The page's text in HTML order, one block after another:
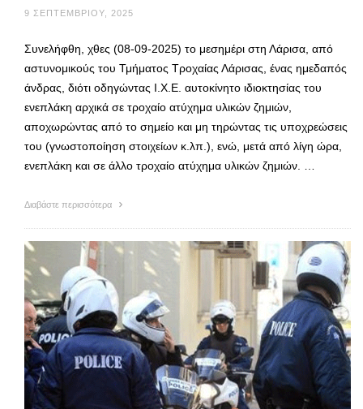
9 ΣΕΠΤΕΜΒΡΊΟΥ, 2025
Συνελήφθη, χθες (08-09-2025) το μεσημέρι στη Λάρισα, από
αστυνομικούς του Τμήματος Τροχαίας Λάρισας, ένας ημεδαπός
άνδρας, διότι οδηγώντας Ι.Χ.Ε. αυτοκίνητο ιδιοκτησίας του
ενεπλάκη αρχικά σε τροχαίο ατύχημα υλικών ζημιών,
αποχωρώντας από το σημείο και μη τηρώντας τις υποχρεώσεις
του (γνωστοποίηση στοιχείων κ.λπ.), ενώ, μετά από λίγη ώρα,
ενεπλάκη και σε άλλο τροχαίο ατύχημα υλικών ζημιών. …
Διαβάστε περισσότερα